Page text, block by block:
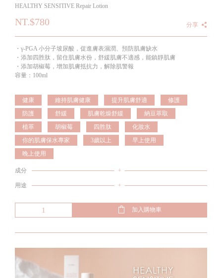
HEALTHY SENSITIVE Repair Lotion
NT.$780 分享
・γ-PGA 小分子坡尿酸，促進膚表濕潤、預防肌膚缺水
・添加四胜肽，留住肌膚水份，舒緩肌膚不適感，能鎮靜肌膚
・添加胡椒莓，增加肌膚抵抗力，解除肌警報
容量：100ml
健康 維持肌膚健康 提升肌膚舒適
修護
防護
舒緩 肌膚乾燥舒緩
納豆萃取
植萃
胡椒莓 四胜肽
化妝水
你的肌膚保水專家
3歲以上
早上使用
晚上使用
成分 +
用途 +
加入購物車